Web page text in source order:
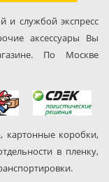
и службой экспресс
аксессуары Вы
По Москве
картонные коробки,
в пленку,